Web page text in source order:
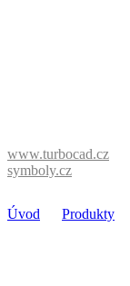
www.turbocad.cz
symboly.cz
Úvod Produkty